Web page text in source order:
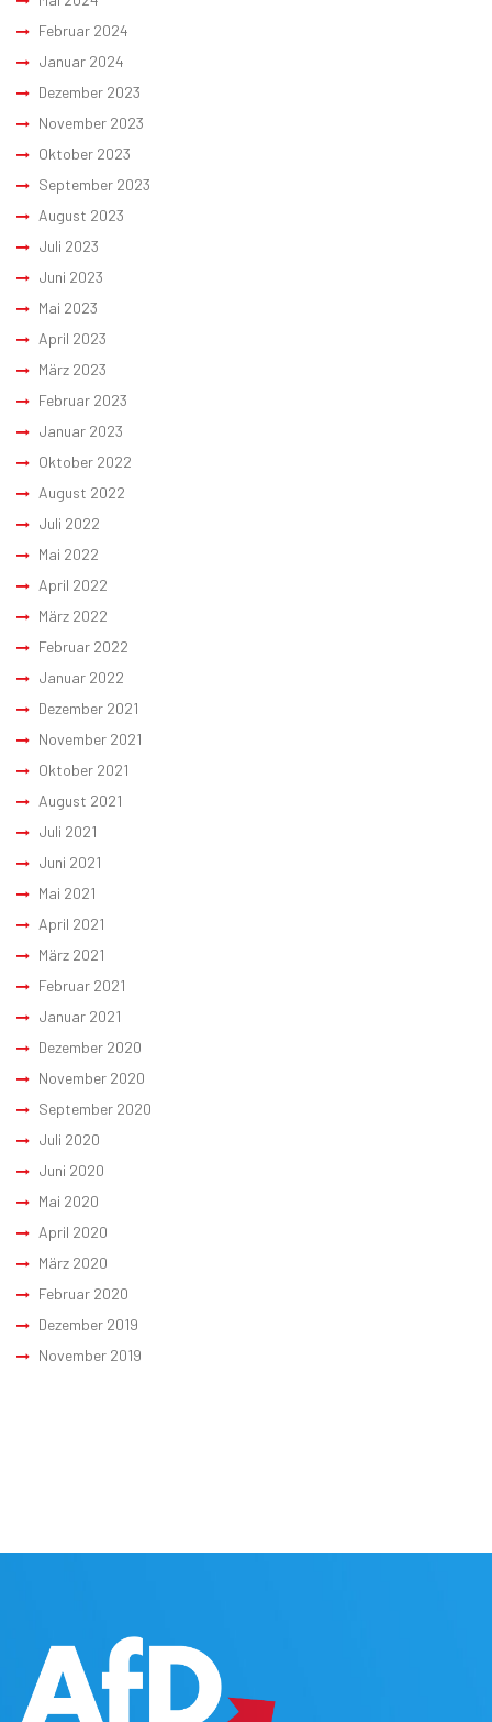
Februar 2024
Januar 2024
Dezember 2023
November 2023
Oktober 2023
September 2023
August 2023
Juli 2023
Juni 2023
Mai 2023
April 2023
März 2023
Februar 2023
Januar 2023
Oktober 2022
August 2022
Juli 2022
Mai 2022
April 2022
März 2022
Februar 2022
Januar 2022
Dezember 2021
November 2021
Oktober 2021
August 2021
Juli 2021
Juni 2021
Mai 2021
April 2021
März 2021
Februar 2021
Januar 2021
Dezember 2020
November 2020
September 2020
Juli 2020
Juni 2020
Mai 2020
April 2020
März 2020
Februar 2020
Dezember 2019
November 2019